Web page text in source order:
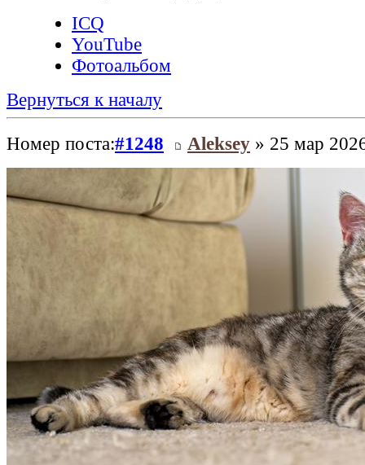
ICQ
YouTube
Фотоальбом
Вернуться к началу
Номер поста:#1248 Aleksey » 25 мар